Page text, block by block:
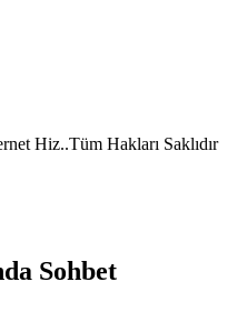
Hiz..Tüm Hakları Saklıdır
Sohbet